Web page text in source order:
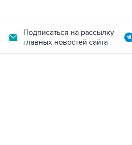
Подписаться на рассылку
главных новостей сайта